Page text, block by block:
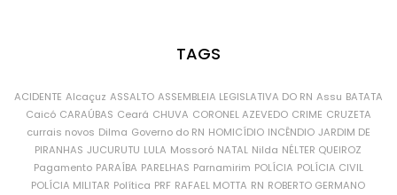
TAGS
ACIDENTE Alcaçuz ASSALTO ASSEMBLEIA LEGISLATIVA DO RN Assu BATATA
Caicó CARAÚBAS Ceará CHUVA CORONEL AZEVEDO CRIME CRUZETA
currais novos Dilma Governo do RN HOMICÍDIO INCÊNDIO JARDIM DE
PIRANHAS JUCURUTU LULA Mossoró NATAL Nilda NÉLTER QUEIROZ
Pagamento PARAÍBA PARELHAS Parnamirim POLÍCIA POLÍCIA CIVIL
POLÍCIA MILITAR Política PRF RAFAEL MOTTA RN ROBERTO GERMANO